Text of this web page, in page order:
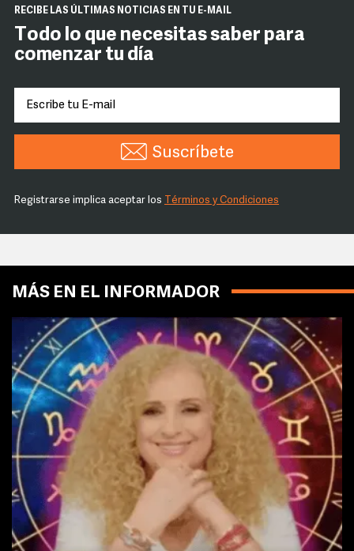
RECIBE LAS ÚLTIMAS NOTICIAS EN TU E-MAIL
Todo lo que necesitas saber para
comenzar tu día
Suscríbete
Registrarse implica aceptar los Términos y Condiciones
MÁS EN EL INFORMADOR